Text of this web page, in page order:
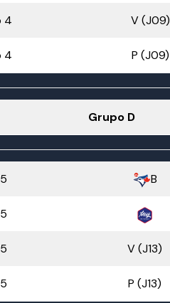
4 V (J09)
4 P (J09)
Grupo D
B
V (J13)
P (J13)